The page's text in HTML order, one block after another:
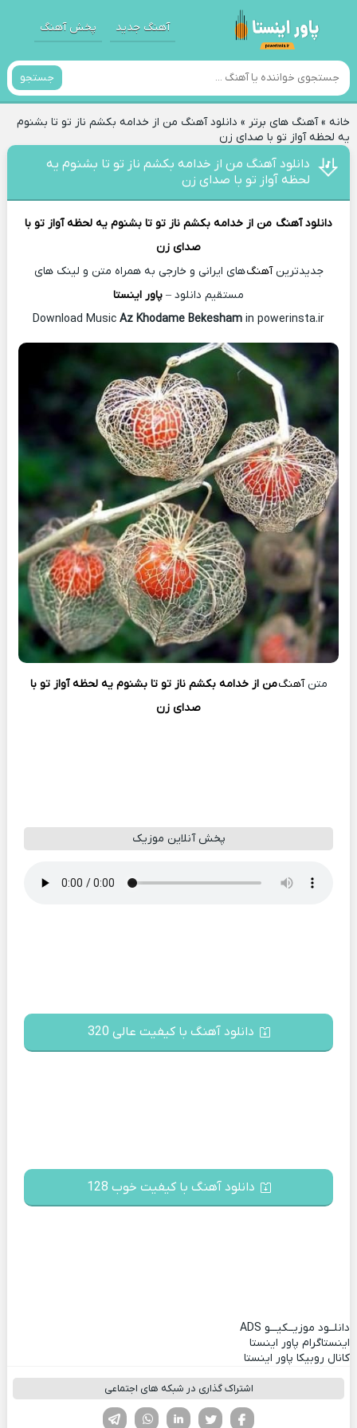
آهنگ جدید پخش آهنگ
جستجو
خانه»آهنگ های برتر » دانلود آهنگ من از خدامه بکشم ناز تو تا بشنوم
یه لحظه آواز تو با صدای زن
دانلود آهنگ من از خدامه بکشم ناز تو تا بشنوم یه
لحظه آواز تو با صدای زن
دانلود آهنگ من از خدامه بکشم ناز تو تا بشنوم یه لحظه آواز تو با
صدای زن
جدیدترینآهنگهای ایرانی و خارجی به همراه متن و لینک های
مستقیم دانلود – پاور اینستا
Download Music
Az Khodame Bekesham in powerinsta.ir
متنآهنگمن از خدامه بکشم ناز تو تا بشنوم یه لحظه آواز تو با
صدای زن
پخش آنلاین موزیک
دانلود آهنگ با کیفیت عالی 320
دانلود آهنگ با کیفیت خوب 128
دانلــود موزیــکیـــو ADS
اینستاگرام پاور اینستا
کانال روبیکا پاور اینستا
اشتراک گذاری در شبکه های اجتماعی
لینکدین تویتر
فیسوک